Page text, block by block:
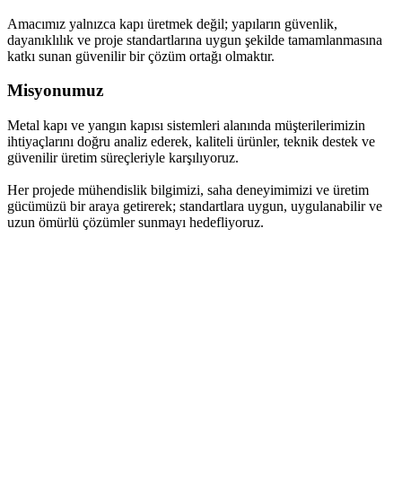
Amacımız yalnızca kapı üretmek değil; yapıların güvenlik,
dayanıklılık ve proje standartlarına uygun şekilde tamamlanmasına
katkı sunan güvenilir bir çözüm ortağı olmaktır.
Misyonumuz
Metal kapı ve yangın kapısı sistemleri alanında müşterilerimizin
ihtiyaçlarını doğru analiz ederek, kaliteli ürünler, teknik destek ve
güvenilir üretim süreçleriyle karşılıyoruz.
Her projede mühendislik bilgimizi, saha deneyimimizi ve üretim
gücümüzü bir araya getirerek; standartlara uygun, uygulanabilir ve
uzun ömürlü çözümler sunmayı hedefliyoruz.